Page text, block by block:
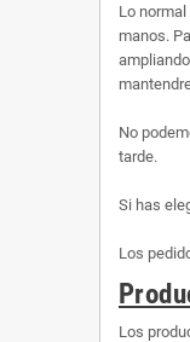
Lo
manos.
No
tarde.
Si has
Los
Los